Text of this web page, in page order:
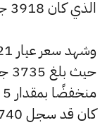
الذي كان 3918 جنيهًا للبيع و3897 جنيهًا للشراء.
كان قد سجل 3740 جنيهًا للبيع و 3720 جنيهًا للشراء.